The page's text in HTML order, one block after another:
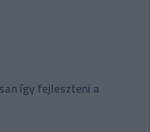
így fejleszteni a